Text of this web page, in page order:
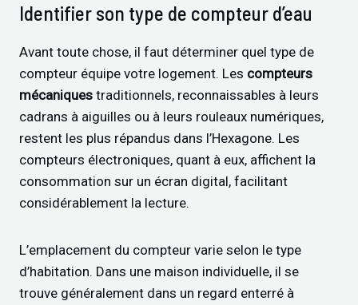
Identifier son type de compteur d’eau
Avant toute chose, il faut déterminer quel type de
compteur équipe votre logement. Les compteurs
mécaniques traditionnels, reconnaissables à leurs
cadrans à aiguilles ou à leurs rouleaux numériques,
restent les plus répandus dans l’Hexagone. Les
compteurs électroniques, quant à eux, affichent la
consommation sur un écran digital, facilitant
considérablement la lecture.
L’emplacement du compteur varie selon le type
d’habitation. Dans une maison individuelle, il se
trouve généralement dans un regard enterré à